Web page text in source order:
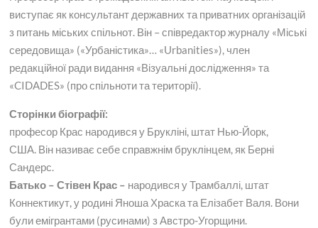
виступає як консультант державних та приватних організацій
з питань міських спільнот. Він – співредактор журналу «Міські
середовища» («Урбаністика»… «Urbanities»), член
редакційної ради видання «Візуальні дослідження» та
«CIDADES» (про спільноти та території).
Сторінки біографії:
професор Крас народився у Брукліні, штат Нью-Йорк,
США. Він називає себе справжнім бруклінцем, як Берні
Сандерс.
Батько – Стівен Крас – народився у Трамбаллі, штат
Коннектикут, у родині Яноша Храска та Елізабет Валя. Вони
були емігрантами (русинами) з Австро-Угорщини.